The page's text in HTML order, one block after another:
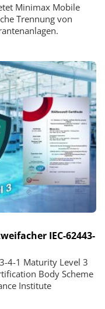
Minimax Mobile
Trennung von
IEC-62443-
4-1 Maturity Level 3
Body Scheme
Institute